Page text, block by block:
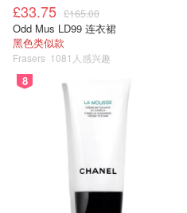
£33.75 £165.00
Odd Mus LD99 连衣裙
黑色类似款
Frasers 1081人感兴趣
8